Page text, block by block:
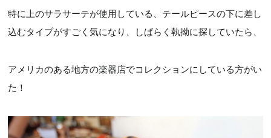
特に上のサラサーテが使用している、テールピースの下に差し
込むタイプがすごく気になり、しばらく執拗に探していたら、
アメリカのある地方の楽器店でコレクションにしている方がい
た！